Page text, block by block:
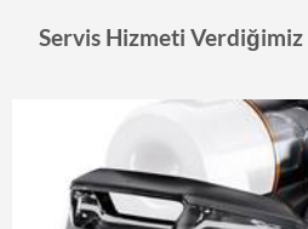
Servis Hizmeti Verdiğimiz